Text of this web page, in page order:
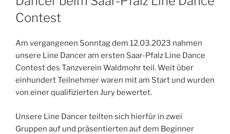
Contest
Am vergangenen Sonntag dem 12.03.2023 nahmen
unsere Line Dancer am ersten Saar-Pfalz Line Dance
Contest des Tanzverein Waldmohr teil. Weit über
einhundert Teilnehmer waren mit am Start und wurden
von einer qualifizierten Jury bewertet.
Unsere Line Dancer teilten sich hierfür in zwei
Gruppen auf und präsentierten auf dem Beginner